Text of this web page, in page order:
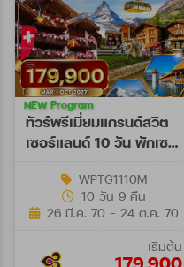
ทัวร์พรีเมี่ยมแกรนด์สวิต
เซอร์แลนด์ 10 วัน พักเซ
NEW Program
WPTG1110M
10 วัน 9 คืน
26 มี.ค. 70 - 24 ต.ค. 70
เริ่มต้น